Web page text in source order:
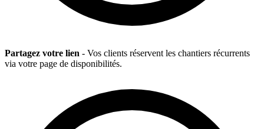
Partagez votre lien - Vos clients réservent les chantiers récurrents
via votre page de disponibilités.